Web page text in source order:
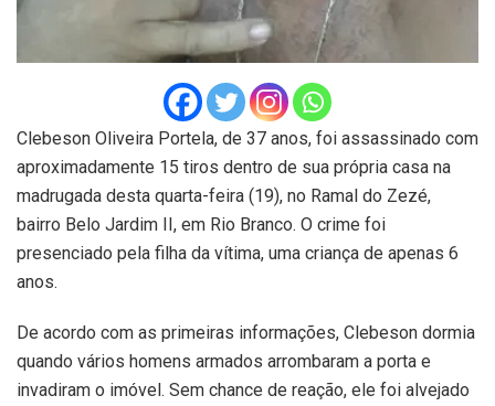
Clebeson Oliveira Portela, de 37 anos, foi assassinado com
aproximadamente 15 tiros dentro de sua própria casa na
madrugada desta quarta-feira (19), no Ramal do Zezé,
bairro Belo Jardim II, em Rio Branco. O crime foi
presenciado pela filha da vítima, uma criança de apenas 6
anos.
De acordo com as primeiras informações, Clebeson dormia
quando vários homens armados arrombaram a porta e
invadiram o imóvel. Sem chance de reação, ele foi alvejado